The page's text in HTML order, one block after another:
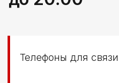
Политика конфиденциальности